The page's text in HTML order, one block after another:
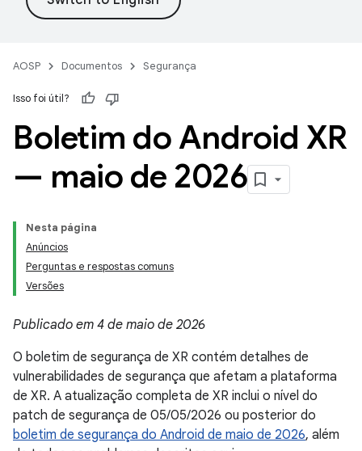
AOSP Documentos Segurança
Isso foi útil?
Boletim do Android XR
— maio de 2026
Nesta página
Anúncios
Perguntas e respostas comuns
Versões
Publicado em 4 de maio de 2026
O boletim de segurança de XR contém detalhes de
vulnerabilidades de segurança que afetam a plataforma
de XR. A atualização completa de XR inclui o nível do
patch de segurança de 05/05/2026 ou posterior do
boletim de segurança do Android de maio de 2026, além